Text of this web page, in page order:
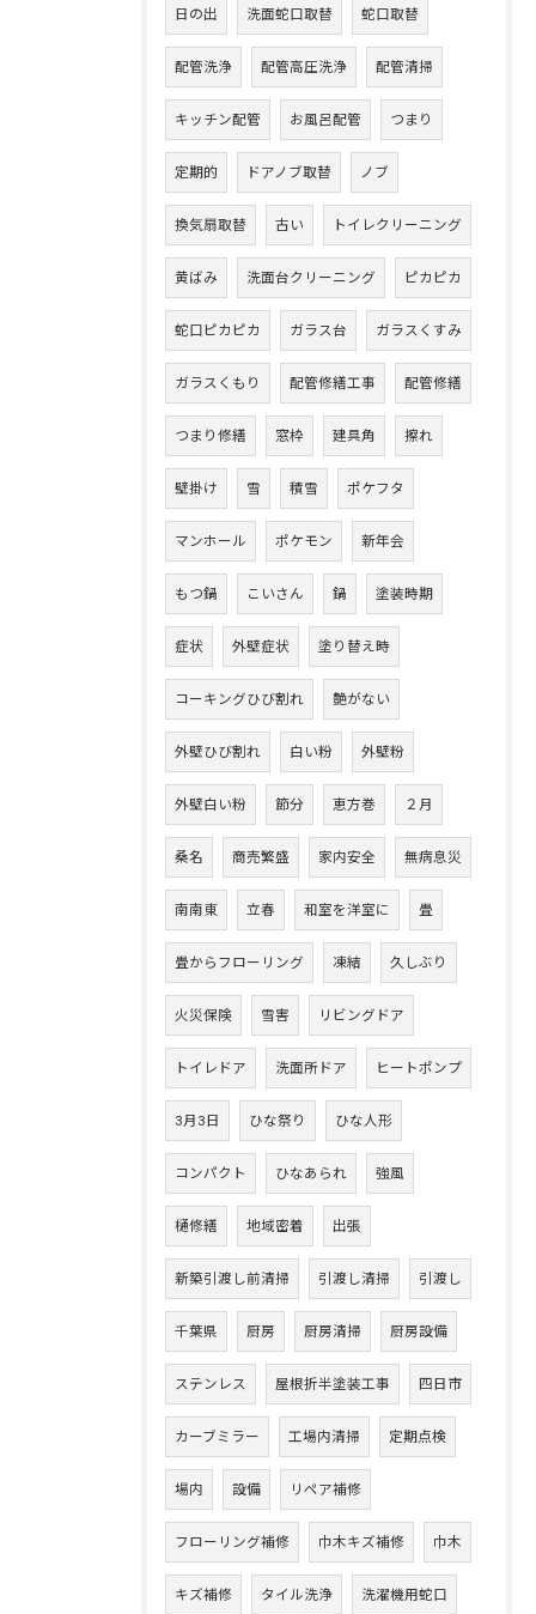
日の出 洗面蛇口取替 蛇口取替
配管洗浄 配管高圧洗浄 配管清掃
キッチン配管 お風呂配管 つまり
定期的 ドアノブ取替 ノブ
換気扇取替 古い トイレクリーニング
黄ばみ 洗面台クリーニング ピカピカ
蛇口ピカピカ ガラス台 ガラスくすみ
ガラスくもり 配管修繕工事 配管修繕
つまり修繕 窓枠 建具角 擦れ
壁掛け 雪 積雪 ポケフタ
マンホール ポケモン 新年会
もつ鍋 こいさん 鍋 塗装時期
症状 外壁症状 塗り替え時
コーキングひび割れ 艶がない
外壁ひび割れ 白い粉 外壁粉
外壁白い粉 節分 恵方巻 ２月
桑名 商売繁盛 家内安全 無病息災
南南東 立春 和室を洋室に 畳
畳からフローリング 凍結 久しぶり
火災保険 雪害 リビングドア
トイレドア 洗面所ドア ヒートポンプ
3月3日 ひな祭り ひな人形
コンパクト ひなあられ 強風
樋修繕 地域密着 出張
新築引渡し前清掃 引渡し清掃 引渡し
千葉県 厨房 厨房清掃 厨房設備
ステンレス 屋根折半塗装工事 四日市
カーブミラー 工場内清掃 定期点検
場内 設備 リペア補修
フローリング補修 巾木キズ補修 巾木
キズ補修 タイル洗浄 洗濯機用蛇口